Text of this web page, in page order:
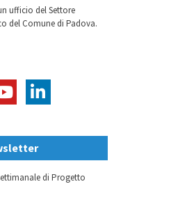
ufficio del Settore
del Comune di Padova.
di Progetto